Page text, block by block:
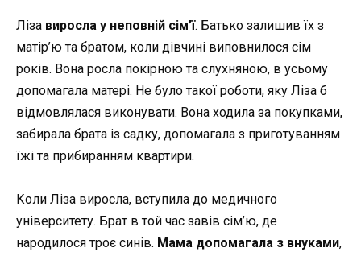
Ліза виросла у неповній сім’ї. Батько залишив їх з
матір’ю та братом, коли дівчині виповнилося сім
років. Вона росла покірною та слухняною, в усьому
допомагала матері. Не було такої роботи, яку Ліза б
відмовлялася виконувати. Вона ходила за покупками,
забирала брата із садку, допомагала з приготуванням
їжі та прибиранням квартири.
Коли Ліза виросла, вступила до медичного
університету. Брат в той час завів сім’ю, де
народилося троє синів. Мама допомагала з внуками,